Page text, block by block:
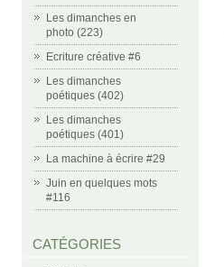
Les dimanches en
photo (223)
Ecriture créative #6
Les dimanches
poétiques (402)
Les dimanches
poétiques (401)
La machine à écrire #29
Juin en quelques mots
#116
CATÉGORIES